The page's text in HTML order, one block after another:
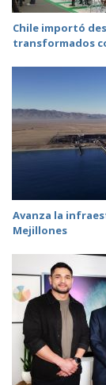
Chile importó
transformados
Avanza la
Mejillones